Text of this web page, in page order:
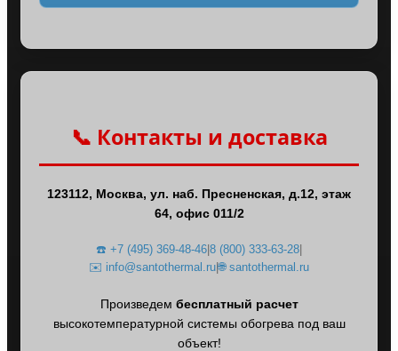
📞 Контакты и доставка
123112, Москва, ул. наб. Пресненская, д.12, этаж
64, офис 011/2
☎️ +7 (495) 369-48-46 8 (800) 333-63-28
✉️ info@santothermal.ru|🌐 santothermal.ru
Произведем бесплатный расчет
высокотемпературной системы обогрева под ваш
объект!